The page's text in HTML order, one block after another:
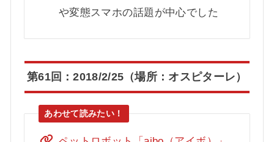
や変態スマホの話題が中心でした
第61回：2018/2/25（場所：オスピターレ）